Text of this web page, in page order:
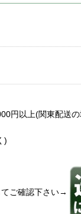
円以上(関東配送
)
ご確認下さい→